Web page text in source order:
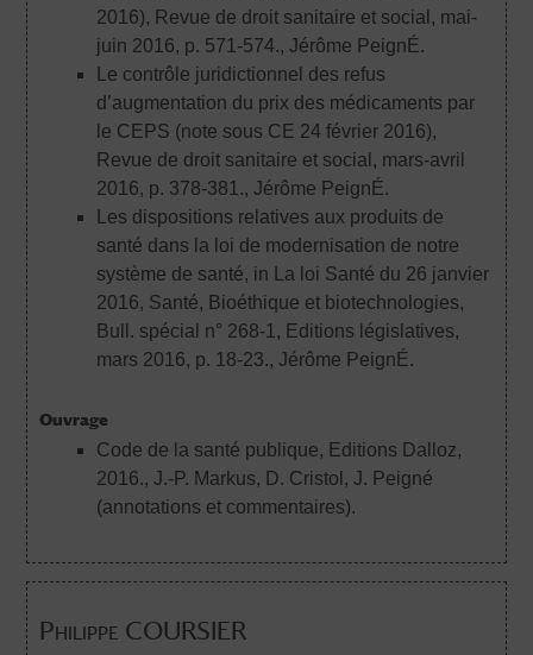
2016), Revue de droit sanitaire et social, mai-
juin 2016, p. 571-574., Jérôme PeignÉ.
Le contrôle juridictionnel des refus
d’augmentation du prix des médicaments par
le CEPS (note sous CE 24 février 2016),
Revue de droit sanitaire et social, mars-avril
2016, p. 378-381., Jérôme PeignÉ.
Les dispositions relatives aux produits de
santé dans la loi de modernisation de notre
système de santé, in La loi Santé du 26 janvier
2016, Santé, Bioéthique et biotechnologies,
Bull. spécial n° 268-1, Editions législatives,
mars 2016, p. 18-23., Jérôme PeignÉ.
Ouvrage
Code de la santé publique, Editions Dalloz,
2016., J.-P. Markus, D. Cristol, J. Peigné
(annotations et commentaires).
Philippe COURSIER